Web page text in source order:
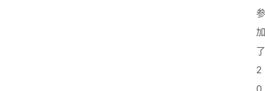
参
加
了
2
0